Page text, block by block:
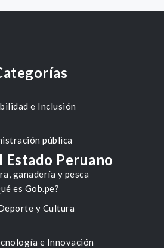
e Inclusión
pública
ganadería y pesca
y Cultura
e Innovación
Estado Peruano
es Gob.pe?